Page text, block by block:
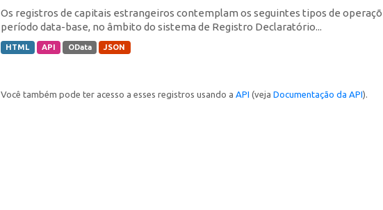
Os registros de capitais estrangeiros contemplam os seguintes tipos de
período data-base, no âmbito do sistema de Registro Declaratório...
HTML API OData JSON
Você também pode ter acesso a esses registros usando a API (veja Documentação da API).